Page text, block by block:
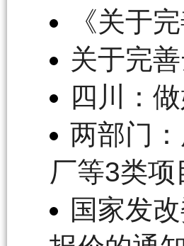
《关于
关于完
四川：
两部门
厂等3类项
国家发